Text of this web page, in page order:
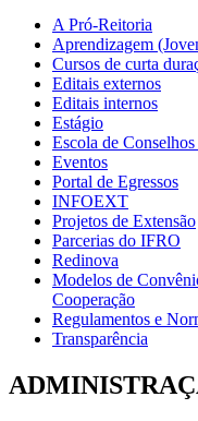
A Pró-Reitoria
Aprendizagem
Cursos de curta
Editais externos
Editais internos
Estágio
Escola de
Eventos
Portal de Egressos
INFOEXT
Projetos de Extensão
Parcerias do IFRO
Redinova
Modelos de
Cooperação
Regulamentos e
Transparência